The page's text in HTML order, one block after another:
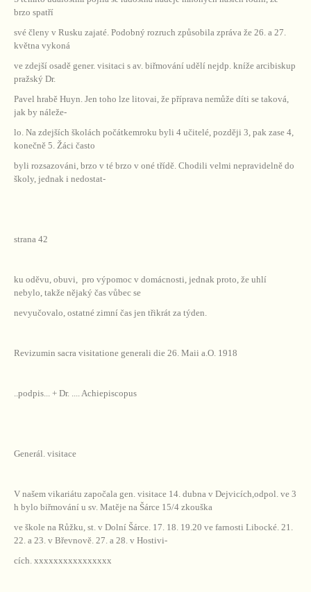
brzo spatří
své členy v Rusku zajaté. Podobný rozruch způsobila zpráva že 26. a 27.
května vykoná
ve zdejší osadě gener. visitaci s av. biřmování udělí nejdp. kníže arcibiskup
pražský Dr.
Pavel hrabě Huyn. Jen toho lze litovai, že příprava nemůže díti se taková,
jak by náleže-
lo. Na zdejších školách počátkemroku byli 4 učitelé, později 3, pak zase 4,
konečně 5. Žáci často
byli rozsazováni, brzo v té brzo v oné třídě. Chodili velmi nepravidelně do
školy, jednak i nedostat-
strana 42
ku oděvu, obuvi,
pro výpomoc v domácnosti, jednak proto, že uhlí
nebylo, takže nějaký čas vůbec se
nevyučovalo, ostatné zimní čas jen třikrát za týden.
Revizumin sacra visitatione generali die 26. Maii a.O. 1918
..podpis... + Dr. .... Achiepiscopus
Generál. visitace
V našem vikariátu započala gen. visitace 14. dubna v Dejvicích,odpol. ve 3
h bylo biřmování u sv. Matěje na Šárce 15/4 zkouška
ve škole na Růžku, st. v Dolní Šárce. 17. 18. 19.20 ve farnosti Libocké. 21.
22. a 23. v Břevnově. 27. a 28. v Hostivi-
cích. xxxxxxxxxxxxxxxx